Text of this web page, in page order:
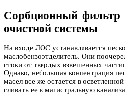
Сорбционный фильтр
очистной системы
На входе ЛОС устанавливается
маслобензоотделитель. Они
стоки от твердых взвешенных
Однако, небольшая концентрация
масел все же остается в
сливать ее в магистральную